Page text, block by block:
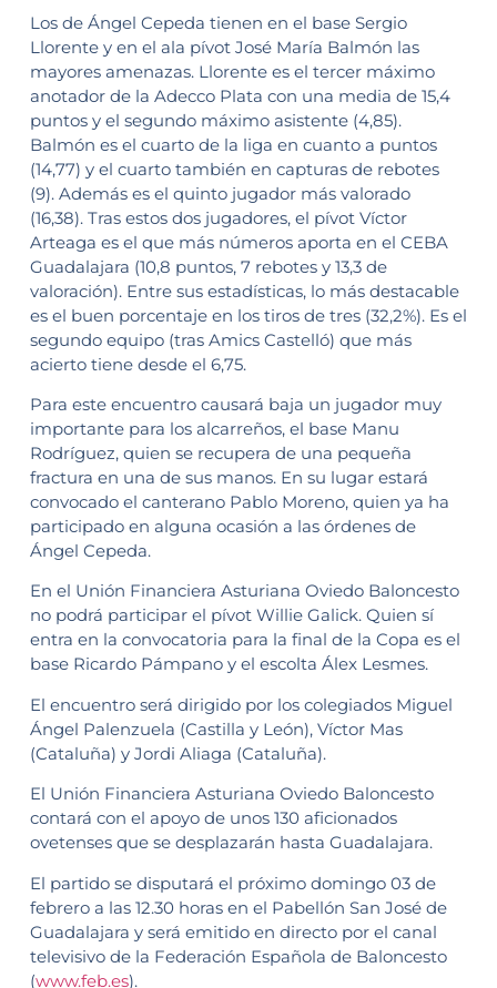
Los de Ángel Cepeda tienen en el base Sergio
Llorente y en el ala pívot José María Balmón las
mayores amenazas. Llorente es el tercer máximo
anotador de la Adecco Plata con una media de 15,4
puntos y el segundo máximo asistente (4,85).
Balmón es el cuarto de la liga en cuanto a puntos
(14,77) y el cuarto también en capturas de rebotes
(9). Además es el quinto jugador más valorado
(16,38). Tras estos dos jugadores, el pívot Víctor
Arteaga es el que más números aporta en el CEBA
Guadalajara (10,8 puntos, 7 rebotes y 13,3 de
valoración). Entre sus estadísticas, lo más destacable
es el buen porcentaje en los tiros de tres (32,2%). Es el
segundo equipo (tras Amics Castelló) que más
acierto tiene desde el 6,75.
Para este encuentro causará baja un jugador muy
importante para los alcarreños, el base Manu
Rodríguez, quien se recupera de una pequeña
fractura en una de sus manos. En su lugar estará
convocado el canterano Pablo Moreno, quien ya ha
participado en alguna ocasión a las órdenes de
Ángel Cepeda.
En el Unión Financiera Asturiana Oviedo Baloncesto
no podrá participar el pívot Willie Galick. Quien sí
entra en la convocatoria para la final de la Copa es el
base Ricardo Pámpano y el escolta Álex Lesmes.
El encuentro será dirigido por los colegiados Miguel
Ángel Palenzuela (Castilla y León), Víctor Mas
(Cataluña) y Jordi Aliaga (Cataluña).
El Unión Financiera Asturiana Oviedo Baloncesto
contará con el apoyo de unos 130 aficionados
ovetenses que se desplazarán hasta Guadalajara.
El partido se disputará el próximo domingo 03 de
febrero a las 12.30 horas en el Pabellón San José de
Guadalajara y será emitido en directo por el canal
televisivo de la Federación Española de Baloncesto
(www.feb.es).